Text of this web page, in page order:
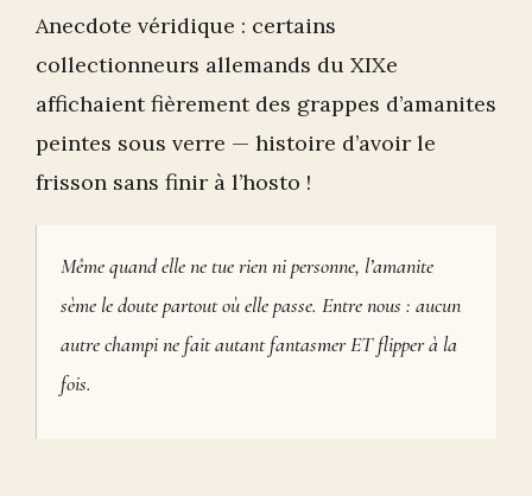
Anecdote véridique : certains
collectionneurs allemands du XIXe
affichaient fièrement des grappes d’amanites
peintes sous verre — histoire d’avoir le
frisson sans finir à l’hosto !
Même quand elle ne tue rien ni personne, l’amanite
sème le doute partout où elle passe. Entre nous : aucun
autre champi ne fait autant fantasmer ET flipper à la
fois.